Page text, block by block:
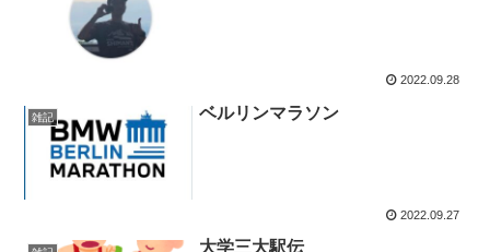
2022.09.28
雑記 ベルリンマラソン
2022.09.27
大学三大駅伝